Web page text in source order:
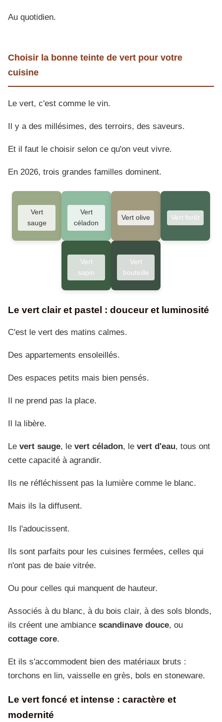
Au quotidien.
Choisir la bonne teinte de vert pour votre
cuisine
Le vert, c'est comme le vin.
Il y a des millésimes, des terroirs, des saveurs.
Et il faut le choisir selon ce qu'on veut vivre.
En 2026, trois grandes familles dominent.
Vert
sauge
Vert
céladon
Vert olive Vert forêt
Vert
sapin
Vert
bouteille
Le vert clair et pastel : douceur et luminosité
C'est le vert des matins calmes.
Des appartements ensoleillés.
Des espaces petits mais bien pensés.
Il ne prend pas la place.
Il la libère.
Le vert sauge, le vert céladon, le vert d'eau, tous ont
cette capacité à agrandir.
Ils ne réfléchissent pas la lumière comme le blanc.
Mais ils la diffusent.
Ils l'adoucissent.
Ils sont parfaits pour les cuisines fermées, celles qui
n'ont pas de baie vitrée.
Ou pour celles qui manquent de hauteur.
Associés à du blanc, à du bois clair, à des sols blonds,
ils créent une ambiance scandinave douce, ou
cottage core.
Et ils s'accommodent bien des matériaux bruts :
torchons en lin, vaisselle en grès, bols en stoneware.
Le vert foncé et intense : caractère et
modernité